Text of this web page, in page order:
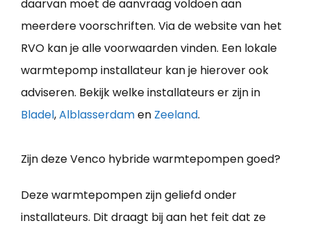
daarvan moet de aanvraag voldoen aan
meerdere voorschriften. Via de website van het
RVO kan je alle voorwaarden vinden. Een lokale
warmtepomp installateur kan je hierover ook
adviseren. Bekijk welke installateurs er zijn in
Bladel,Alblasserdamen Zeeland.
Zijn deze Venco hybride warmtepompen goed?
Deze warmtepompen zijn geliefd onder
installateurs. Dit draagt bij aan het feit dat ze